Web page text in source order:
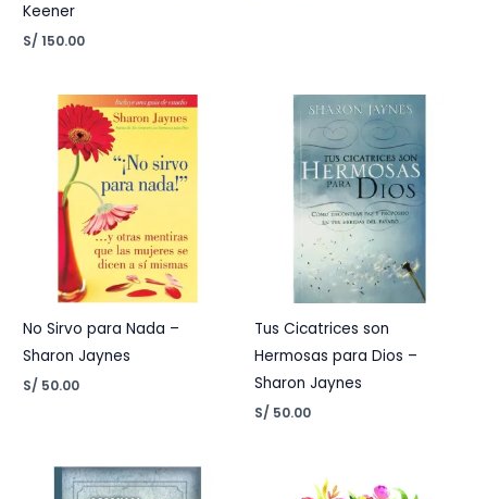
Keener
S/ 150.00
No Sirvo para Nada –
Sharon Jaynes
S/ 50.00
Tus Cicatrices son
Hermosas para Dios –
Sharon Jaynes
S/ 50.00